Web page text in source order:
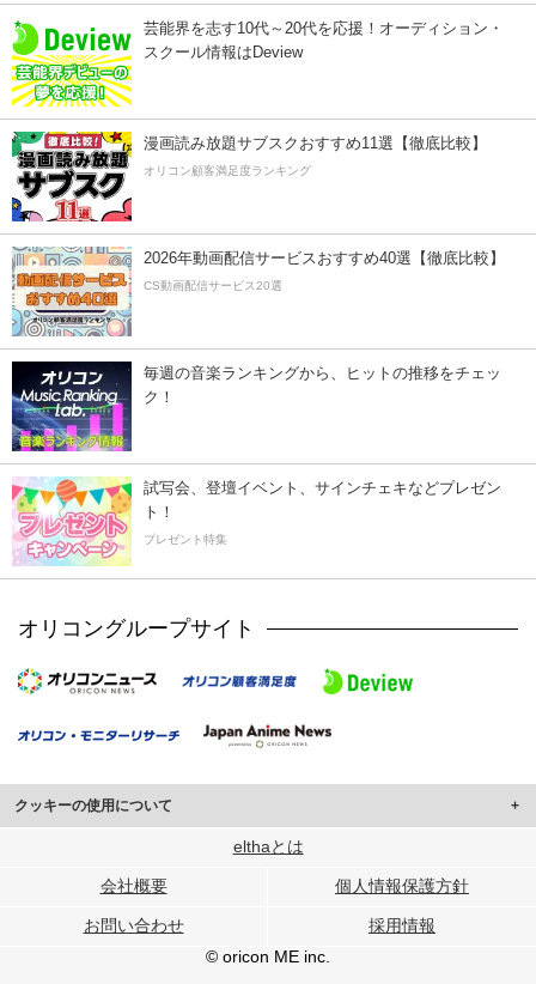
芸能界を志す10代～20代を応援！オーディション・
スクール情報はDeview
漫画読み放題サブスクおすすめ11選【徹底比較】
オリコン顧客満足度ランキング
2026年動画配信サービスおすすめ40選【徹底比較】
CS動画配信サービス20選
毎週の音楽ランキングから、ヒットの推移をチェッ
ク！
試写会、登壇イベント、サインチェキなどプレゼン
ト！
プレゼント特集
オリコングループサイト
クッキーの使用について
このサイトでは Cookie を使用して、ユーザーに合わせたコンテンツや広告の
行っています。
メディアや広告配信、データ解析の各パートナーに提供しています。
ユーザーが各パートナーのサービスを使用したときに収集した他の情報を組み
elthaとは
会社概要 個人情報保護方針
お問い合わせ
採用情報
© oricon ME inc.